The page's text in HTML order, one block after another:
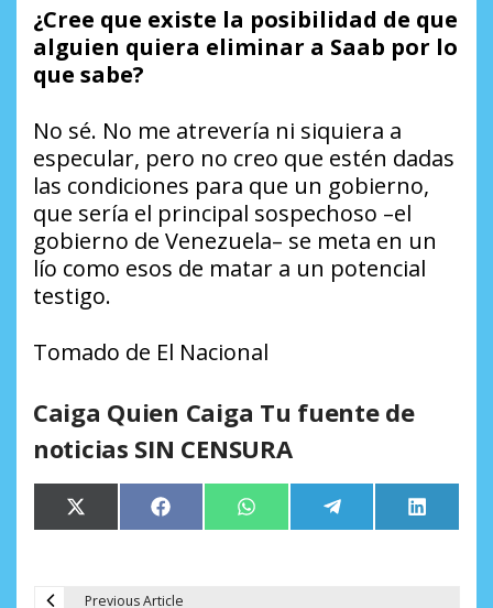
¿Cree que existe la posibilidad de que
alguien quiera eliminar a Saab por lo
que sabe?
No sé. No me atrevería ni siquiera a
especular, pero no creo que estén dadas
las condiciones para que un gobierno,
que sería el principal sospechoso –el
gobierno de Venezuela– se meta en un
lío como esos de matar a un potencial
testigo.
Tomado de El Nacional
Caiga Quien Caiga Tu fuente de
noticias SIN CENSURA
Compartir
en
X
(Twitter)
Compartir
en
Facebook Compartir
en
WhatsApp Compartir
en
Telegram
en
LinkedIn
Previous Article